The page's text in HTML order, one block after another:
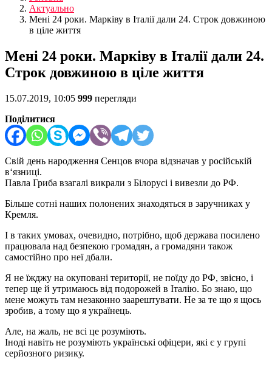
Актуально
Мені 24 роки. Марківу в Італії дали 24. Строк довжиною
в ціле життя
Мені 24 роки. Марківу в Італії дали 24.
Строк довжиною в ціле життя
15.07.2019, 10:05 999 перегляди
Поділитися
Свій день народження Сенцов вчора відзначав у російській
в‘язниці.
Павла Гриба взагалі викрали з Білорусі і вивезли до РФ.
Більше сотні наших полонених знаходяться в заручниках у
Кремля.
І в таких умовах, очевидно, потрібно, щоб держава посилено
працювала над безпекою громадян, а громадяни також
самостійно про неї дбали.
Я не їжджу на окуповані території, не поїду до РФ, звісно, і
тепер ще й утримаюсь від подорожей в Італію. Бо знаю, що
мене можуть там незаконно заарештувати. Не за те що я щось
зробив, а тому що я українець.
Але, на жаль, не всі це розуміють.
Іноді навіть не розуміють українські офіцери, які є у групі
серйозного ризику.